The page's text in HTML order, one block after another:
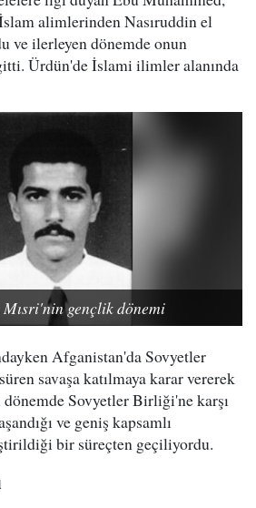
alimlerinden Nasıruddin el
ve ilerleyen dönemde onun
Ürdün'de İslami ilimler alanında
gençlik dönemi
Afganistan'da Sovyetler
savaşa katılmaya karar vererek
Sovyetler Birliği'ne karşı
ve geniş kapsamlı
bir süreçten geçiliyordu.